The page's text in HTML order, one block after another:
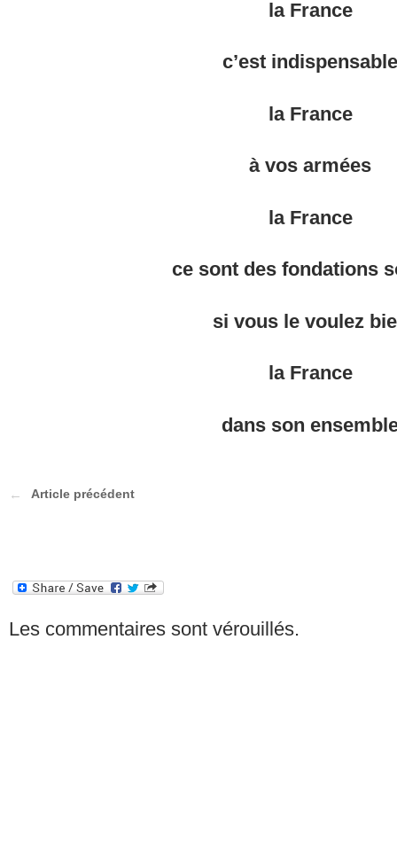
la France
c’est indispensable
la France
à vos armées
la France
ce sont des fondations
si vous le voulez
la France
dans son
Article précédent
Les commentaires sont vérouillés.